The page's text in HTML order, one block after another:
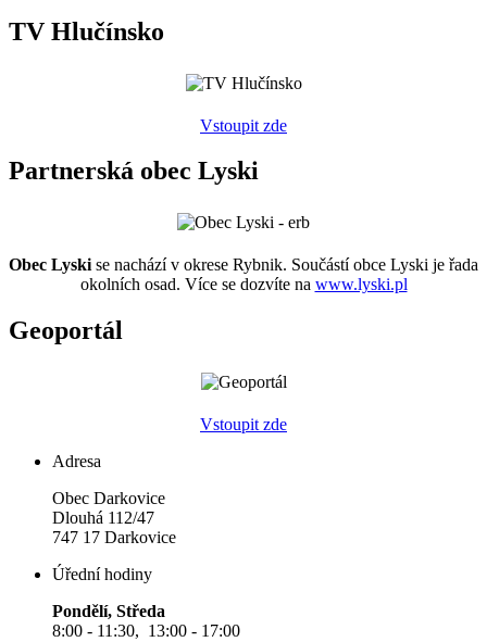
TV Hlučínsko
Vstoupit zde
Partnerská obec Lyski
Obec Lyski se nachází v okrese Rybnik. Součástí obce Lyski je řada
okolních osad. Více se dozvíte na www.lyski.pl
Geoportál
Vstoupit zde
Adresa
Obec Darkovice
Dlouhá 112/47
747 17 Darkovice
Úřední hodiny
Pondělí, Středa
8:00 - 11:30, 13:00 - 17:00